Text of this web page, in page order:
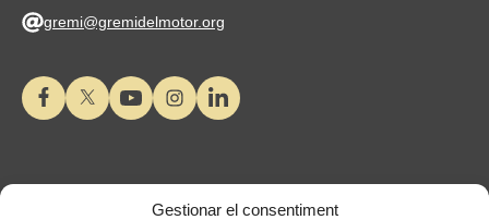
Gestionar el consentiment
gremi@gremidelmotor.org